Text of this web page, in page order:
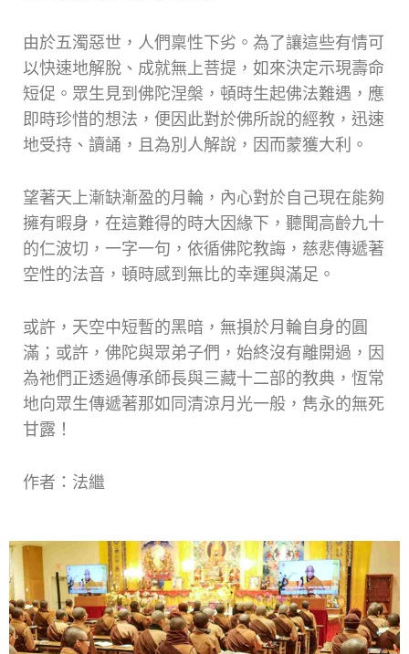
由於五濁惡世，人們稟性下劣。為了讓這些有情可
以快速地解脫、成就無上菩提，如來決定示現壽命
短促。眾生見到佛陀涅槃，頓時生起佛法難遇，應
即時珍惜的想法，便因此對於佛所說的經教，迅速
地受持、讀誦，且為別人解說，因而蒙獲大利。
望著天上漸缺漸盈的月輪，內心對於自己現在能夠
擁有暇身，在這難得的時大因緣下，聽聞高齡九十
的仁波切，一字一句，依循佛陀教誨，慈悲傳遞著
空性的法音，頓時感到無比的幸運與滿足。
或許，天空中短暫的黑暗，無損於月輪自身的圓
滿；或許，佛陀與眾弟子們，始終沒有離開過，因
為祂們正透過傳承師長與三藏十二部的教典，恆常
地向眾生傳遞著那如同清涼月光一般，雋永的無死
甘露！
作者：法繼